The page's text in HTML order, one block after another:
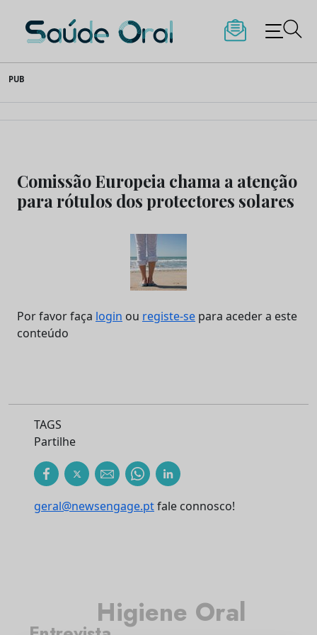
to
content
Saúde Oral
PUB
Comissão Europeia chama a atenção
para rótulos dos protectores solares
Por favor faça login ou registe-se para aceder a este
conteúdo
TAGS
Partilhe
geral@newsengage.ptfale connosco!
Higiene Oral